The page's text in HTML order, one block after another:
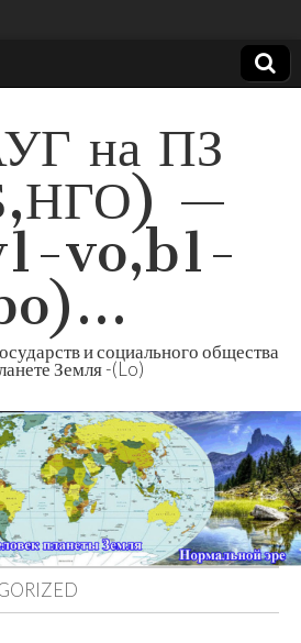
на ПЗ
—
vo,b1-
и социального общества
Земля -(Lo)